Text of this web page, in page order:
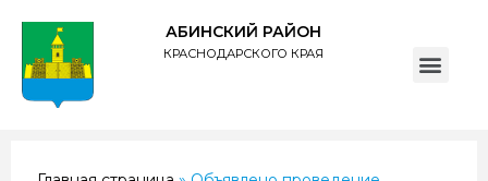
АБИНСКИЙ РАЙОН
КРАСНОДАРСКОГО КРАЯ